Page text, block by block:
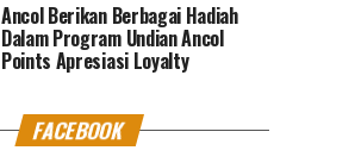
Ancol Berikan Berbagai Hadiah
Dalam Program Undian Ancol
Points Apresiasi Loyalty
FACEBOOK